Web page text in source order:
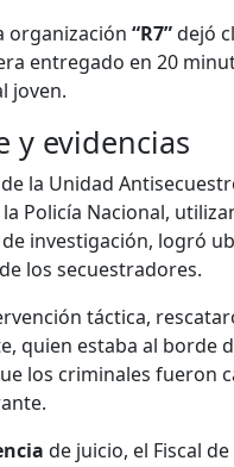
organización “R7”dejó
entregado en 20
joven.
y evidencias
la Unidad
Policía Nacional,
investigación, logró
de los secuestradores.
táctica,
quien estaba al borde
los criminales fueron
de juicio, el Fiscal de